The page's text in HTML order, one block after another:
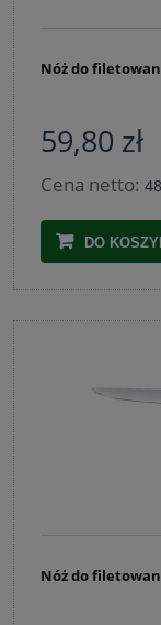
Nóż do
59,80 zł
Cena netto:
DO
Nóż do